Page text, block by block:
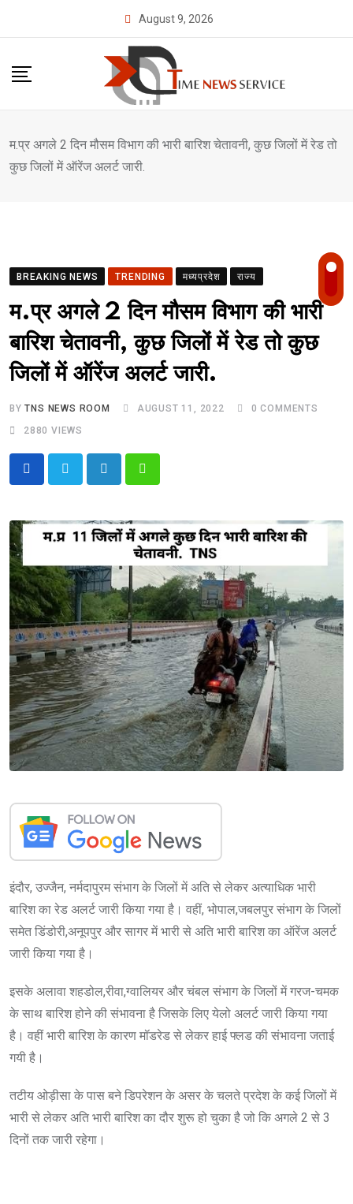
August 9, 2026
म.प्र अगले 2 दिन मौसम विभाग की भारी बारिश चेतावनी, कुछ जिलों में रेड तो
कुछ जिलों में ऑरेंज अलर्ट जारी.
BREAKING NEWS TRENDING मध्यप्रदेश राज्य
म.प्र अगले 2 दिन मौसम विभाग की भारी
बारिश चेतावनी, कुछ जिलों में रेड तो कुछ
जिलों में ऑरेंज अलर्ट जारी.
BYTNS NEWS ROOM AUGUST 11, 2022 0 COMMENTS
2880 VIEWS
इंदौर, उज्जैन, नर्मदापुरम संभाग के जिलों में अति से लेकर अत्याधिक भारी
बारिश का रेड अलर्ट जारी किया गया है। वहीं, भोपाल,जबलपुर संभाग के जिलों
समेत डिंडोरी,अनूपपुर और सागर में भारी से अति भारी बारिश का ऑरेंज अलर्ट
जारी किया गया है।
इसके अलावा शहडोल,रीवा,ग्वालियर और चंबल संभाग के जिलों में गरज-चमक
के साथ बारिश होने की संभावना है जिसके लिए येलो अलर्ट जारी किया गया
है। वहीं भारी बारिश के कारण मॉडरेड से लेकर हाई फ्लड की संभावना जताई
गयी है।
तटीय ओड़ीसा के पास बने डिपरेशन के असर के चलते प्रदेश के कई जिलों में
भारी से लेकर अति भारी बारिश का दौर शुरू हो चुका है जो कि अगले 2 से 3
दिनों तक जारी रहेगा।